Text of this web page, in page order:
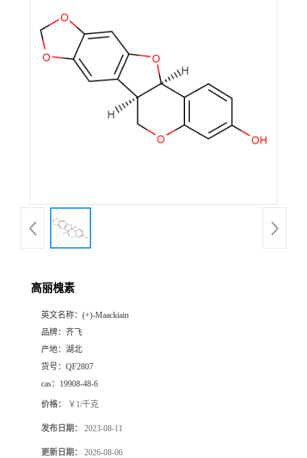
联
系
高丽槐素
英文名称： (+)-Maackiain
品牌： 齐飞
产地： 湖北
货号： QF2807
cas： 19908-48-6
价格： ￥1/千克
发布日期： 2023-08-11
更新日期： 2026-08-06